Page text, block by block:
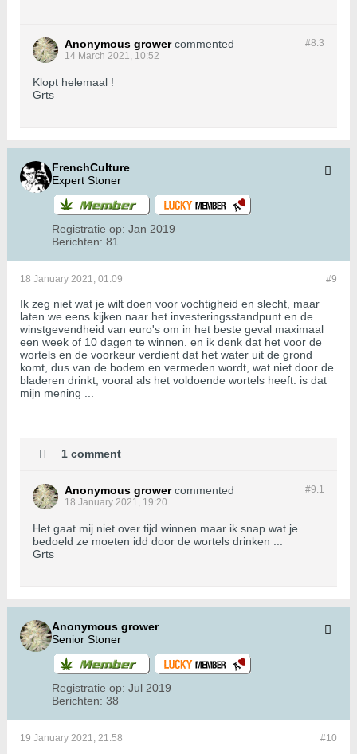
#8.3
Anonymous grower commented
14 March 2021, 10:52
Klopt helemaal !
Grts
FrenchCulture
Expert Stoner
Registratie op: Jan 2019
Berichten: 81
#9
18 January 2021, 01:09
Ik zeg niet wat je wilt doen voor vochtigheid en slecht, maar
laten we eens kijken naar het investeringsstandpunt en de
winstgevendheid van euro's om in het beste geval maximaal
een week of 10 dagen te winnen. en ik denk dat het voor de
wortels en de voorkeur verdient dat het water uit de grond
komt, dus van de bodem en vermeden wordt, wat niet door de
bladeren drinkt, vooral als het voldoende wortels heeft. is dat
mijn mening ...
1 comment
#9.1
Anonymous grower commented
18 January 2021, 19:20
Het gaat mij niet over tijd winnen maar ik snap wat je
bedoeld ze moeten idd door de wortels drinken ...
Grts
Anonymous grower
Senior Stoner
Registratie op: Jul 2019
Berichten: 38
#10
19 January 2021, 21:58